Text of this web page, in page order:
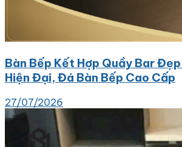
Bàn Bếp Kết Hợp Quầy Bar
Hiện Đại, Đá Bàn Bếp Cao Cấp
27/07/2026